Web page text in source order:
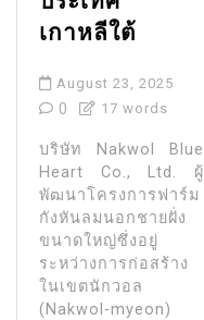
เกาหลีใต้
August 23, 2025
0 17 words
บริษัท Nakwol Blue
Heart Co., Ltd. ผู้
พัฒนาโครงการฟาร์ม
กังหันลมนอกชายฝั่ง
ขนาดใหญ่ซึ่งอยู่
ระหว่างการก่อสร้าง
ในเขตนักวอล
(Nakwol-myeon)